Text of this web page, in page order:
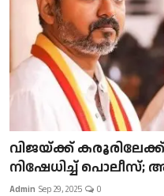
വിജയ്ക്ക്
നിഷേധിച്ച് പൊലീസ്;
Admin Sep 29, 2025 0